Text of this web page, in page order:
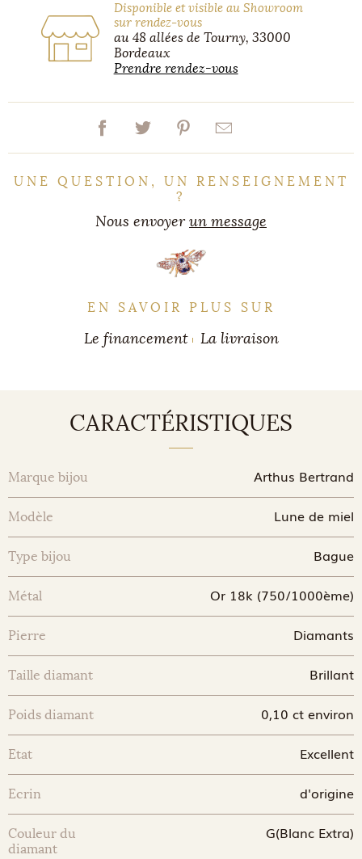
Disponible et visible au Showroom
sur rendez-vous
au 48 allées de Tourny, 33000
Bordeaux
Prendre rendez-vous
UNE QUESTION, UN RENSEIGNEMENT
?
Nous envoyerun message
EN SAVOIR PLUS SUR
Le financement La livraison
CARACTÉRISTIQUES
Marque bijou Arthus Bertrand
Modèle Lune de miel
Type bijou Bague
Métal Or 18k (750/1000ème)
Pierre Diamants
Taille diamant Brillant
Poids diamant 0,10 ct environ
Etat Excellent
Ecrin d'origine
Couleur du
diamant
G(Blanc Extra)